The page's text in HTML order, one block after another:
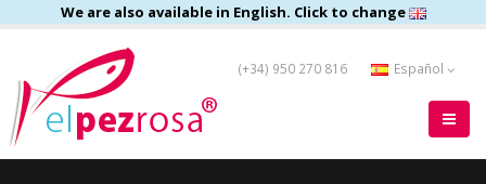
We are also available in English. Click to change
(+34) 950 270 816 Español